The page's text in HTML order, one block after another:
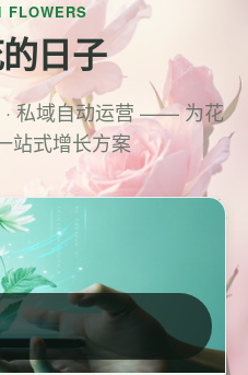
FLOWERS
日子
· 私域自动运营 —— 为花
站式增长方案